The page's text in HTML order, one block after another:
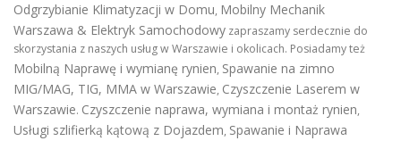
Odgrzybianie Klimatyzacji w Domu, Mobilny Mechanik
Warszawa & Elektryk Samochodowy zapraszamy serdecznie do
skorzystania z naszych usług w Warszawie i okolicach. Posiadamy też
Mobilną Naprawę i wymianę rynien, Spawanie na zimno
MIG/MAG, TIG, MMA w Warszawie, Czyszczenie Laserem w
Warszawie. Czyszczenie naprawa, wymiana i montaż rynien,
Usługi szlifierką kątową z Dojazdem, Spawanie i Naprawa